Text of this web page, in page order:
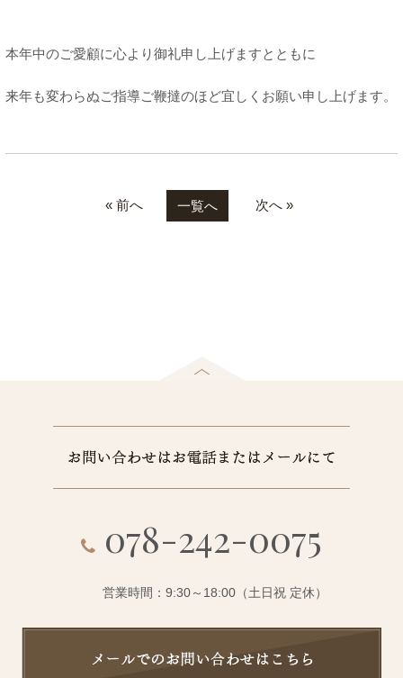
本年中のご愛顧に心より御礼申し上げますとともに
来年も変わらぬご指導ご鞭撻のほど宜しくお願い申し上げます。
« 前へ 一覧へ 次へ »
078-242-0075
営業時間：9:30～18:00（土日祝 定休）